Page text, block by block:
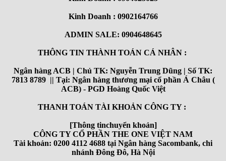
Kinh Doanh : 0902164766
ADMIN SALE: 0904648645
THÔNG TIN THÀNH TOÁN CÁ NHÂN :
Ngân hàng ACB | Chủ TK: Nguyễn Trung Dũng | Số TK:
7813 8789 || Tại: Ngân hàng thương mại cổ phần Á Châu (
ACB) - PGD Hoàng Quốc Việt
THANH TOÁN TÀI KHOẢN CÔNG TY :
[Thông tinchuyển khoản]
CÔNG TY CỔ PHẦN THE ONE VIỆT NAM
Tài khoản: 0200 4112 4688 tại Ngân hàng Sacombank, chi
nhánh Đông Đô, Hà Nội